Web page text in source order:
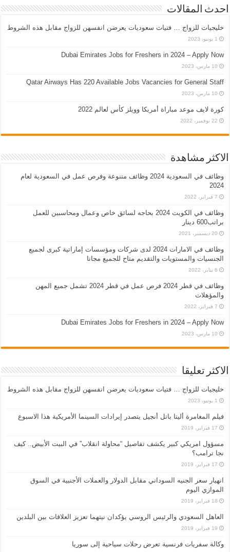
احدث المقالات
خليجيات للزواج … فتيات سعوديات يعرضن انفسهن للزواج مقابل هذه الشروط
1 يونيو، 2023
Dubai Emirates Jobs for Freshers in 2024 – Apply Now
10 مارس، 2023
Qatar Airways Has 220 Available Jobs Vacancies for General Staff
10 مارس، 2023
كورة لايف موعد مباراة أمريكا وويلز كأس لعالم 2022
22 نوفمبر، 2022
الاكثر مشاهدة
وظائف في السعودية 2024 وظائف متنوعة وفرص عمل في السعودية لعام
2024
7 فبراير، 2022
وظائف في الكويت 2024 بحاجه لسائق خاص وعمال ومحاسبين للعمل
براتب600 دينار
20 ديسمبر، 2021
وظائف في الامارات 2024 لدى شركات ومؤسسات إماراتية كبرى لجميع
الجنسيات والمستويات والتقديم متاح للجميع مجانا
6 يناير، 2022
وظائف في قطر 2024 فرص عمل في قطر 2024 تشمل جميع المهن
والمؤهلات
7 فبراير، 2022
Dubai Emirates Jobs for Freshers in 2024 – Apply Now
10 مارس، 2023
الاكثر تعليقا
خليجيات للزواج … فتيات سعوديات يعرضن انفسهن للزواج مقابل هذه الشروط
1 يونيو، 2023
فيلم المغامرة أليتا‭ ‬باتل أنجيل يتصدر إيرادات السينما الأمريكية هذا الاسبوع
17 فبراير، 2019
مسؤول امريكي كبير يكشف تفاصيل “محاولة انقلاب” في البيت الأبيض.. كيف
نجا ترامب؟
17 فبراير، 2019
انهيار سعر الجنيه السوداني مقابل الدولار والعملات الأجنبية في السوق
الموازي اليوم
18 فبراير، 2019
العاهل السعودي والرئيس الروسي يؤكدان نيتهما تعزيز العلاقات بين البلدين
19 فبراير، 2019
وكالة سفريات فرنسية تعرض رحلات سياحية إلى سوريا